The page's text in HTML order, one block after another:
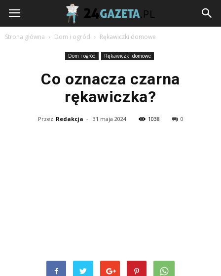
24gazeta.pl
Strona główna Dom i ogród Rękawiczki domowe
Dom i ogród Rękawiczki domowe
Co oznacza czarna
rękawiczka?
Przez Redakcja - 31 maja 2024 1038 0